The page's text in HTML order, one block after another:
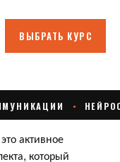
активное
который